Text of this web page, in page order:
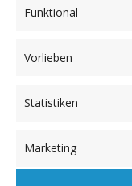
Funktional
Vorlieben
Statistiken
Marketing
Voraussetzung,
können.
Helfen auch
geben und
einer unserer